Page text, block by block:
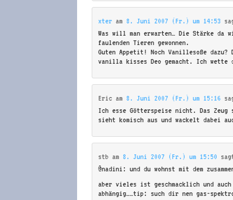
xter am 8. Juni 2007 (Fr.) um 14:53
Was will man erwarten… Die Stärke da
faulenden Tieren gewonnen.
Guten Appetit! Noch Vanillesoße dazu?
vanilla kisses Deo gemacht. Ich wette
Eric am 8. Juni 2007 (Fr.) um 15:16
Ich esse Götterspeise nicht. Das Zeug
sieht komisch aus und wackelt dabei
stb am 8. Juni 2007 (Fr.) um 15:50
@nadini: und du wohnst mit dem
aber vieles ist geschmacklich und
abhängig……tip: such dir nen gas-